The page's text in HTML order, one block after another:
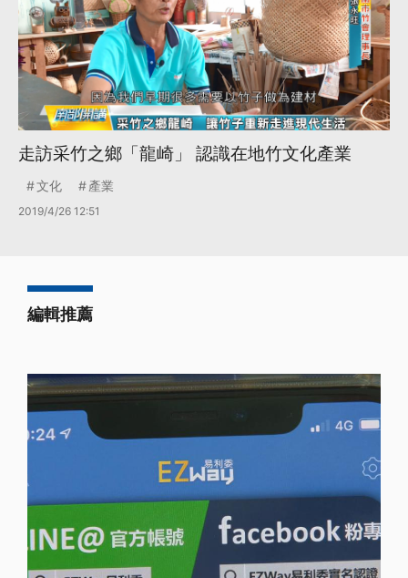
走訪采竹之鄉「龍崎」 認識在地竹文化產業
文化 產業
2019/4/26 12:51
編輯推薦